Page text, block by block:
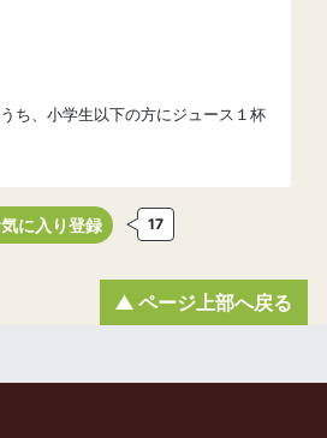
ち、小学生以下の方にジュース１杯
に入り登録 17
ページ上部へ戻る